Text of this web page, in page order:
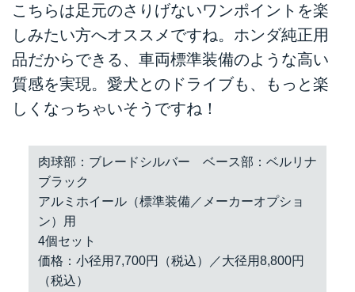
こちらは足元のさりげないワンポイントを楽
しみたい方へオススメですね。ホンダ純正用
品だからできる、車両標準装備のような高い
質感を実現。愛犬とのドライブも、もっと楽
しくなっちゃいそうですね！
肉球部：ブレードシルバー ベース部：ベルリナ
ブラック
アルミホイール（標準装備／メーカーオプショ
ン）用
4個セット
価格：小径用7,700円（税込）／大径用8,800円
（税込）